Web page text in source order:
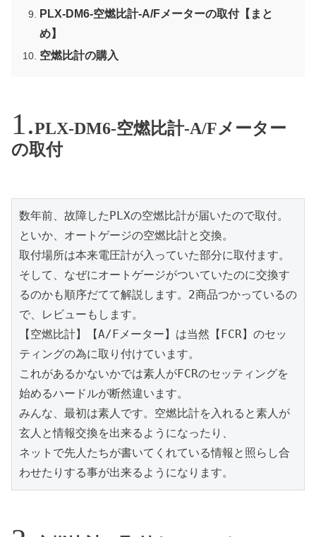
PLX-DM6-空燃比計-A/Fメーターの取付【まと
め】
空燃比計の購入
PLX-DM6-空燃比計-A/Fメーター
の取付
数年前、故障したPLXの空燃比計が届いたので取付。
といか、オートゲージの空燃比計と交換。
取付場所は本来電圧計が入っていた部分に取付ます。
そして、なぜにオートゲージがついていたのに交換す
るのかも順序だてて解説します。2商品つかっているの
で、レビューもします。
【空燃比計】【A/Fメーター】は当然【FCR】のセッ
ティングの為に取り付けています。
これがあるかないかでは素人がFCRのセッティングを
始めるハードルが断然違います。
みんな、最初は素人です。空燃比計を入れると素人が
玄人と情報交換を出来るようになったり、
ネットで先人たちが書いてくれている情報と照らし合
わせたりする事が出来るようになります。